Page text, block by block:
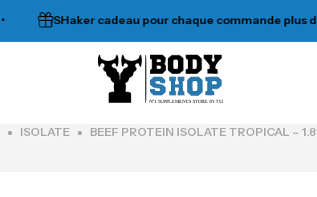
SHaker cadeau pour chaque commande plus de
N°1 SUPPLEMENTS STORE IN TUNISIA
ISOLATE BEEF PROTEIN ISOLATE TROPICAL –